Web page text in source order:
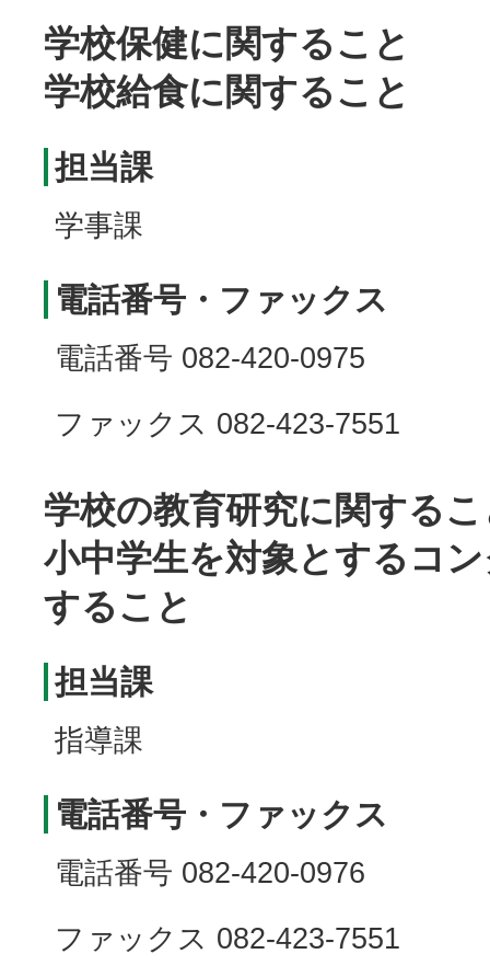
学校保健に関すること
学校給食に関すること
担当課
学事課
電話番号・ファックス
電話番号 082-420-0975
ファックス 082-423-7551
学校の教育研究に関する
小中学生を対象とするコ
すること
担当課
指導課
電話番号・ファックス
電話番号 082-420-0976
ファックス 082-423-7551